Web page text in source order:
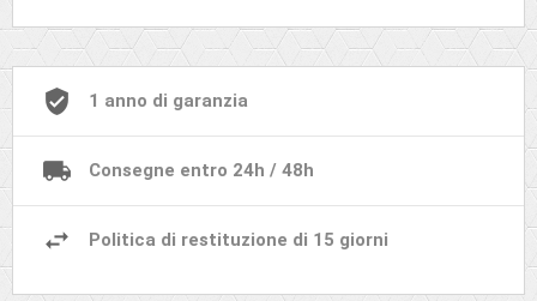
1 anno di garanzia
Consegne entro 24h / 48h
Politica di restituzione di 15 giorni